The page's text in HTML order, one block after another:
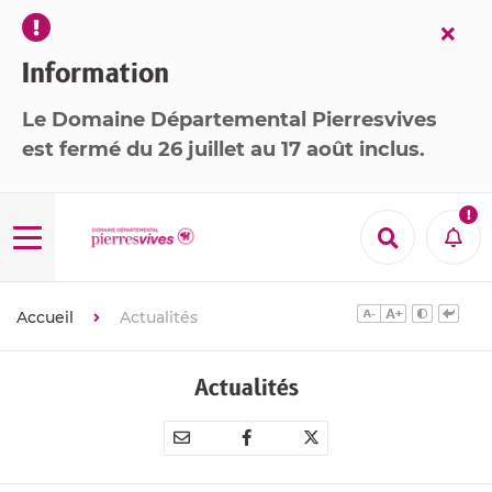
Information
Le Domaine Départemental Pierresvives
est fermé du 26 juillet au 17 août inclus.
Menu 
Accueil Actualités
Actualités
Partager
Partager
Partager